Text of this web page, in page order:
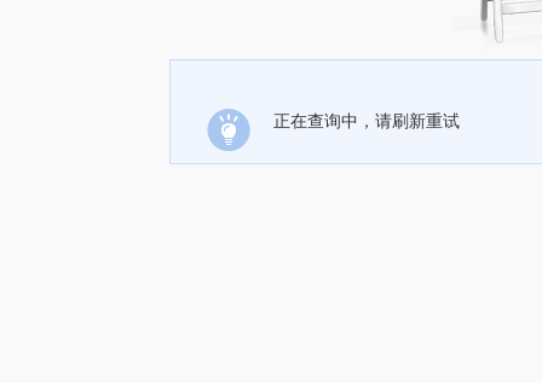
正在查询中，请刷新重试